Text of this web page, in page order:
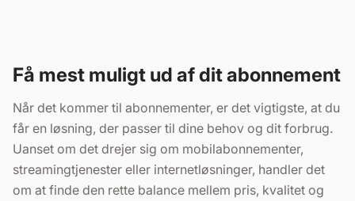
Få mest muligt ud af dit abonnement
Når det kommer til abonnementer, er det vigtigste, at du
får en løsning, der passer til dine behov og dit forbrug.
Uanset om det drejer sig om mobilabonnementer,
streamingtjenester eller internetløsninger, handler det
om at finde den rette balance mellem pris, kvalitet og